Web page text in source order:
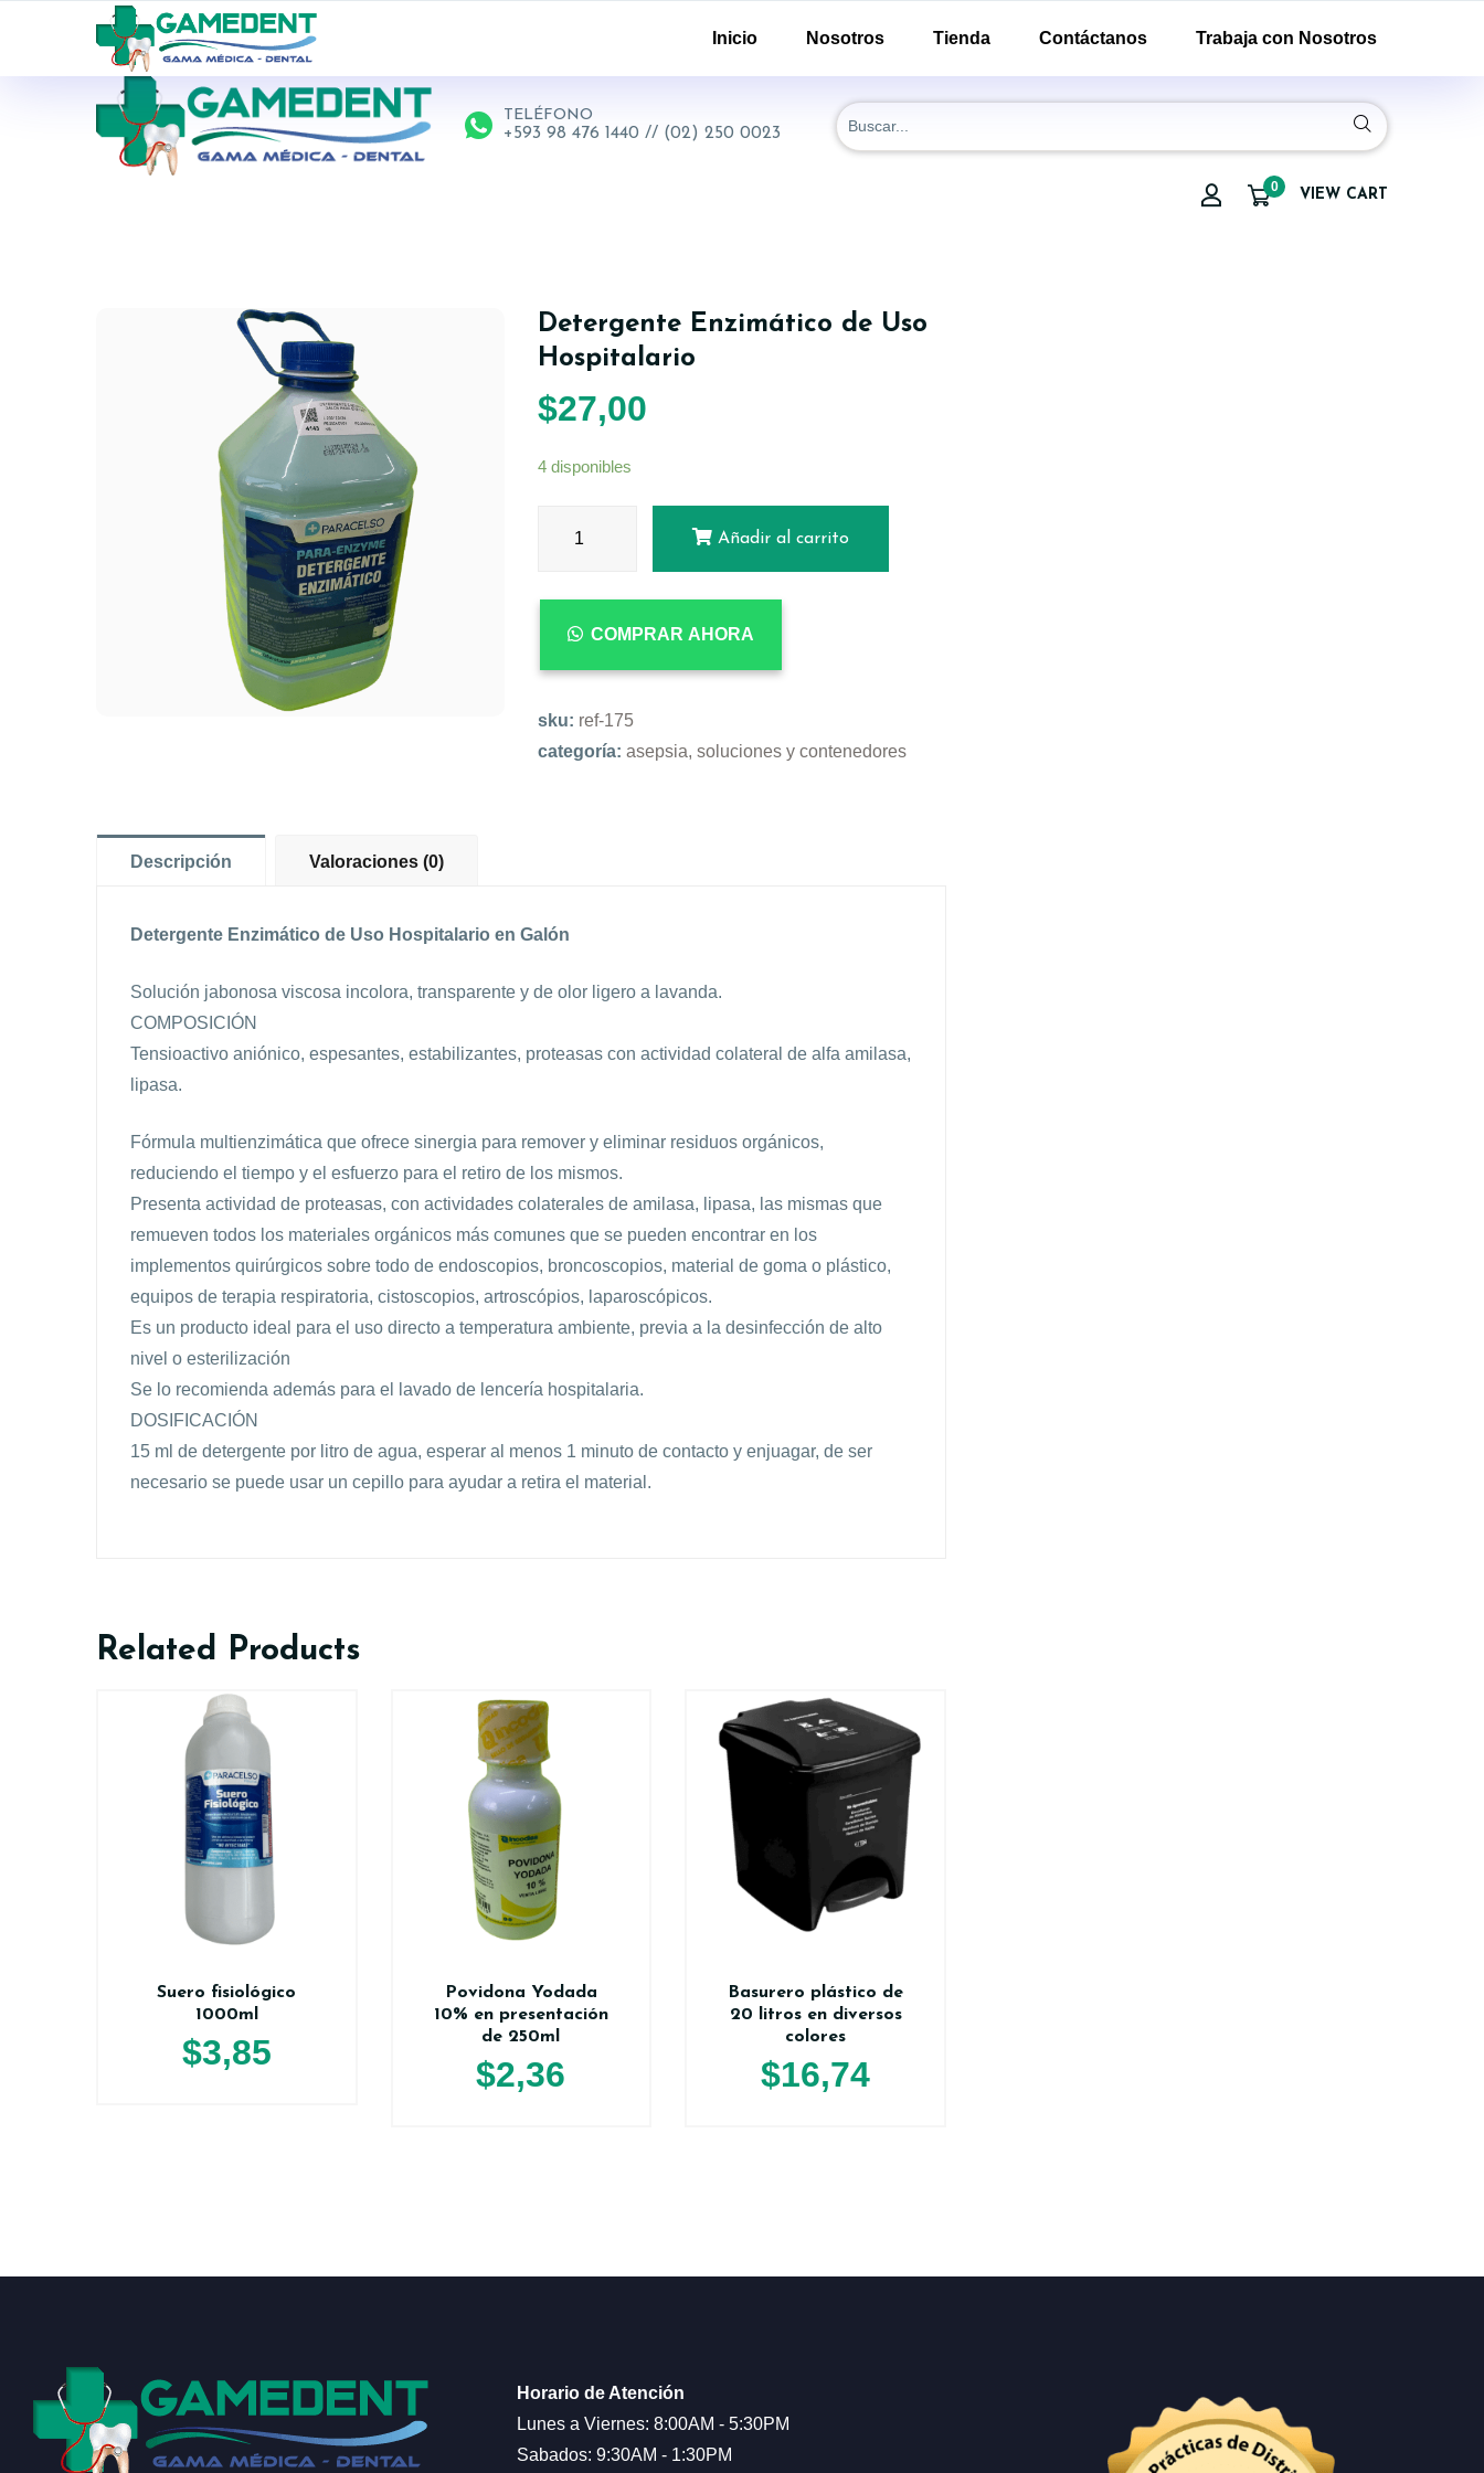
ventas@todolomedico.com
TELÉFONO
+593 98 476 1440 // (02) 250 0023
0 VIEW CART
Inicio Nosotros Tienda Contáctanos Trabaja con Nosotros
Detergente Enzimático de Uso
Hospitalario
$27,00
4 disponibles
Añadir al carrito
COMPRAR AHORA
sku: ref-175
categoría: asepsia, soluciones y contenedores
Descripción Valoraciones (0)
Detergente Enzimático de Uso Hospitalario en Galón
Solución jabonosa viscosa incolora, transparente y de olor ligero a lavanda.
COMPOSICIÓN
Tensioactivo aniónico, espesantes, estabilizantes, proteasas con actividad colateral de alfa amilasa,
lipasa.
Fórmula multienzimática que ofrece sinergia para remover y eliminar residuos orgánicos,
reduciendo el tiempo y el esfuerzo para el retiro de los mismos.
Presenta actividad de proteasas, con actividades colaterales de amilasa, lipasa, las mismas que
remueven todos los materiales orgánicos más comunes que se pueden encontrar en los
implementos quirúrgicos sobre todo de endoscopios, broncoscopios, material de goma o plástico,
equipos de terapia respiratoria, cistoscopios, artroscópios, laparoscópicos.
Es un producto ideal para el uso directo a temperatura ambiente, previa a la desinfección de alto
nivel o esterilización
Se lo recomienda además para el lavado de lencería hospitalaria.
DOSIFICACIÓN
15 ml de detergente por litro de agua, esperar al menos 1 minuto de contacto y enjuagar, de ser
necesario se puede usar un cepillo para ayudar a retira el material.
Related Products
Suero fisiológico
1000ml
$3,85
Povidona Yodada
10% en presentación
de 250ml
$2,36
Basurero plástico de
20 litros en diversos
colores
$16,74
Horario de Atención
Lunes a Viernes: 8:00AM - 5:30PM
Sabados: 9:30AM - 1:30PM